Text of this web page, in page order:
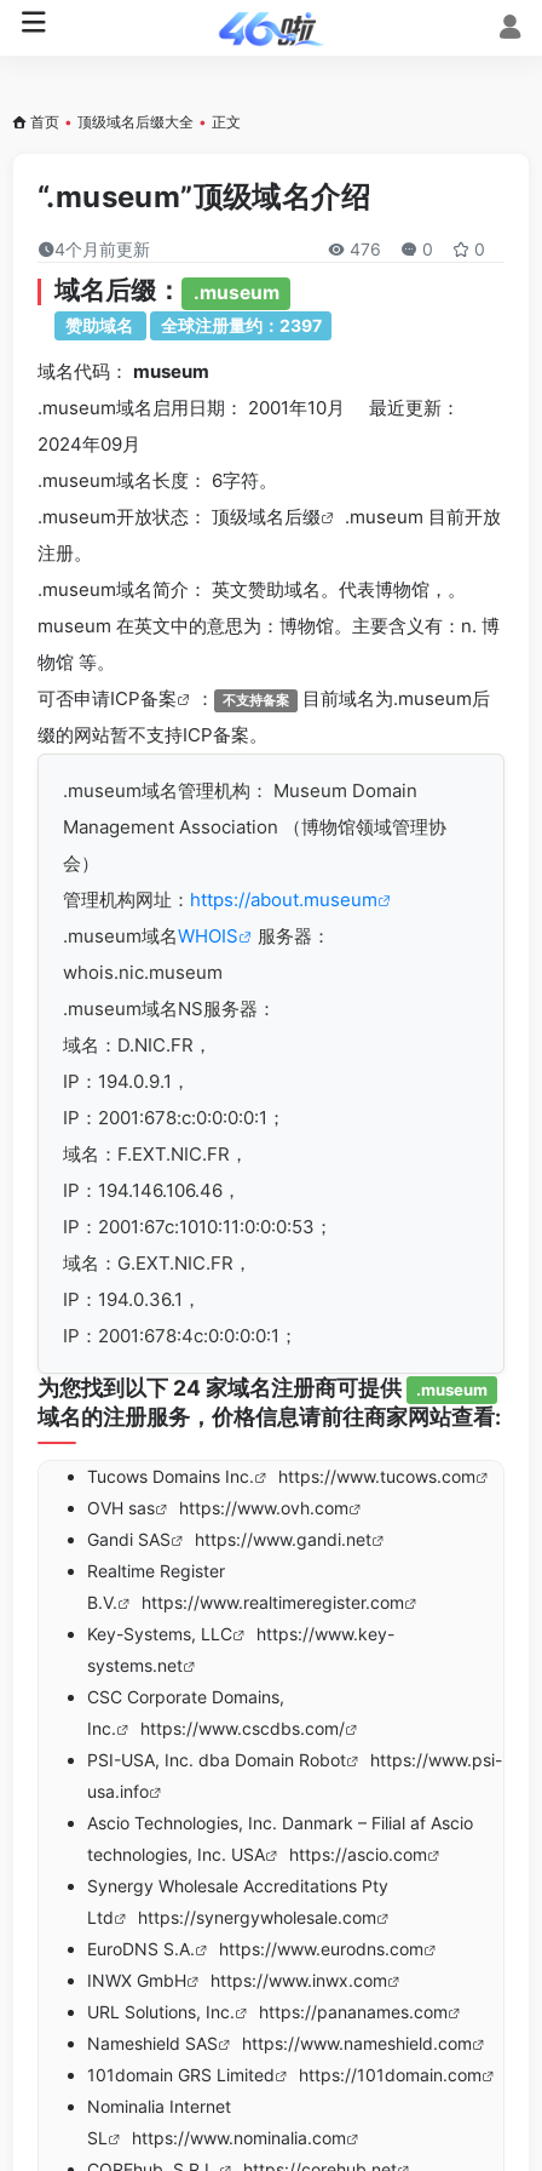
首页 • 顶级域名后缀大全 • 正文
“.museum”顶级域名介绍
4个月前更新 476 0 0
域名后缀： .museum
赞助域名 全球注册量约：2397
域名代码： museum
.museum域名 启用日期： 2001年10月 最近更新：
2024年09月
.museum域名长度： 6字符。
.museum开放状态： 顶级域名后缀
.museum 目前开放
注册。
.museum域名简介： 英文赞助域名。代表博物馆，。
museum 在英文中的意思为：博物馆。主要含义有：n. 博
物馆 等。
可否申请ICP备案 ： 不支持备案 目前域名为.museum后
缀的网站暂不支持ICP备案。
.museum域名管理机构： Museum Domain
Management Association （博物馆领域管理协
会）
管理机构网址： https://about.museum
.museum域名WHOIS
服务器：
whois.nic.museum
.museum域名NS服务器：
域名：D.NIC.FR，
IP：194.0.9.1，
IP：2001:678:c:0:0:0:0:1；
域名：F.EXT.NIC.FR，
IP：194.146.106.46，
IP：2001:67c:1010:11:0:0:0:53；
域名：G.EXT.NIC.FR，
IP：194.0.36.1，
IP：2001:678:4c:0:0:0:0:1；
为您找到以下 24 家域名注册商可提供 .museum
域名的注册服务，价格信息请前往商家网站查看:
Tucows Domains Inc.
https://www.tucows.com
OVH sas
https://www.ovh.com
Gandi SAS
https://www.gandi.net
Realtime Register
B.V.
https://www.realtimeregister.com
Key-Systems, LLC
https://www.key-
systems.net
CSC Corporate Domains,
Inc.
https://www.cscdbs.com/
PSI-USA, Inc. dba Domain Robot
https://www.psi-
usa.info
Ascio Technologies, Inc. Danmark – Filial af Ascio
technologies, Inc. USA
https://ascio.com
Synergy Wholesale Accreditations Pty
Ltd
https://synergywholesale.com
EuroDNS S.A.
https://www.eurodns.com
INWX GmbH
https://www.inwx.com
URL Solutions, Inc.
https://pananames.com
Nameshield SAS
https://www.nameshield.com
101domain GRS Limited
https://101domain.com
Nominalia Internet
SL
https://www.nominalia.com